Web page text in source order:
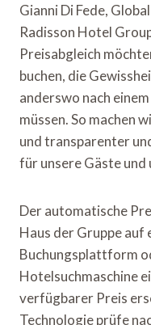
Gianni Di Fede,
Radisson Hotel
Preisabgleich
buchen, die
anderswo nach
müssen. So machen
und transparenter
für unsere Gäste und
Der automatische
Haus der Gruppe auf
Buchungsplattform
Hotelsuchmaschine
verfügbarer Preis
Technologie prüfe